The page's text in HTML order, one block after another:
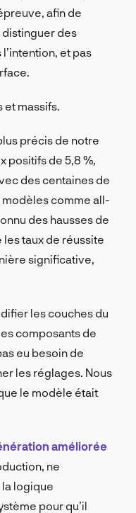
afin de
distinguer des
et pas
massifs.
précis de notre
positifs de 5,8 %,
des centaines de
modèles comme all-
des hausses de
taux de réussite
significative,
les couches du
composants de
eu besoin de
les réglages. Nous
le modèle était
améliorée
ne
logique
pour qu’il